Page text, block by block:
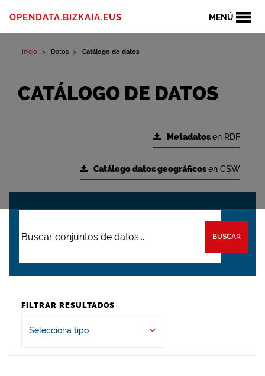
MENÚ
OPENDATA.BIZKAIA.EUS
Inicio Datos Catálogo de datos
CATÁLOGO DE DATOS
Metadatosen RDF
Catálogo datos geográficosen CSW
BUSCAR
FILTRAR RESULTADOS
Selecciona tipo